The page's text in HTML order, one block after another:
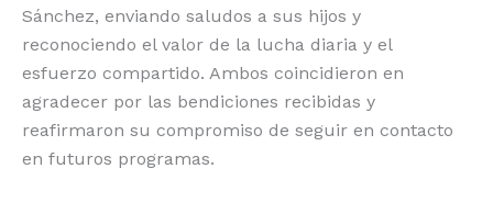
Sánchez, enviando saludos a sus hijos y
reconociendo el valor de la lucha diaria y el
esfuerzo compartido. Ambos coincidieron en
agradecer por las bendiciones recibidas y
reafirmaron su compromiso de seguir en contacto
en futuros programas.